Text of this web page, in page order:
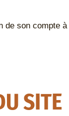
de son compte à
SITE